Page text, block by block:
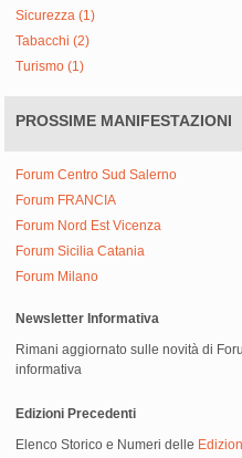
Sicurezza (1)
Tabacchi (2)
Turismo (1)
PROSSIME MANIFESTAZIONI
Forum Centro Sud Salerno
Forum FRANCIA
Forum Nord Est Vicenza
Forum Sicilia Catania
Forum Milano
Newsletter Informativa
Rimani aggiornato sulle novità di
informativa
Edizioni Precedenti
Elenco Storico e Numeri delle